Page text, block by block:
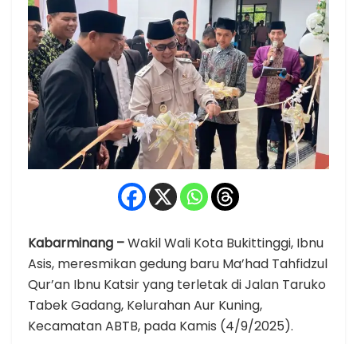
Kabarminang –Wakil Wali Kota Bukittinggi, Ibnu
Asis, meresmikan gedung baru Ma’had Tahfidzul
Qur’an Ibnu Katsir yang terletak di Jalan Taruko
Tabek Gadang, Kelurahan Aur Kuning,
Kecamatan ABTB, pada Kamis (4/9/2025).